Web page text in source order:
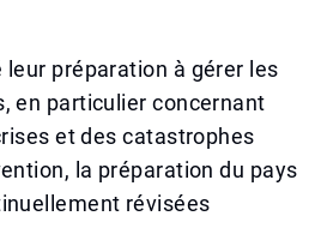
préparation à gérer les
en particulier concernant
et des catastrophes
la préparation du pays
révisées